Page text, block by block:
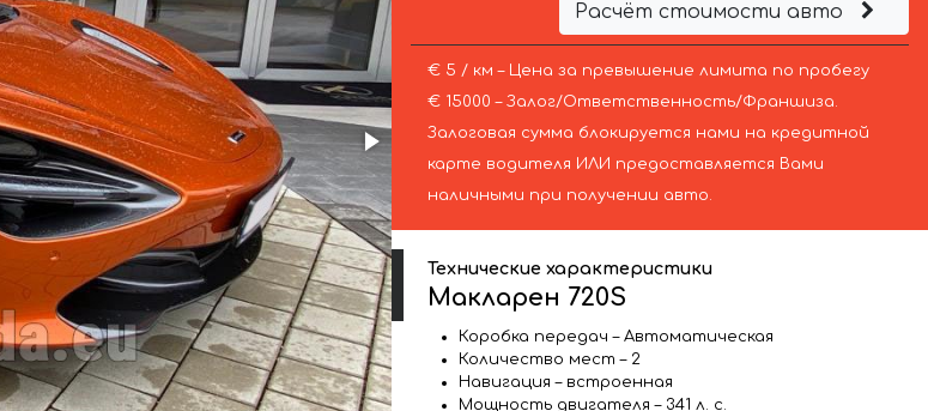
Расчёт стоимости авто
€ 5 / км – Цена за превышение лимита по пробегу
€ 15000 – Залог/Ответственность/Франшиза.
Залоговая сумма блокируется нами на кредитной
карте водителя ИЛИ предоставляется Вами
наличными при получении авто.
Технические характеристики
Макларен 720S
Коробка передач – Автоматическая
Количество мест – 2
Навигация – встроенная
Мощность двигателя – 341 л. с.